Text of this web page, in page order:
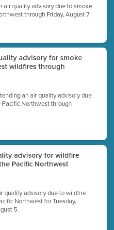
air quality advisory due to smoke
through Friday, August 7.
advisory for smoke
wildfires through
an air quality advisory due
Northwest through
advisory for wildfire
Pacific Northwest
quality advisory due to wildfire
Northwest for Tuesday,
5.